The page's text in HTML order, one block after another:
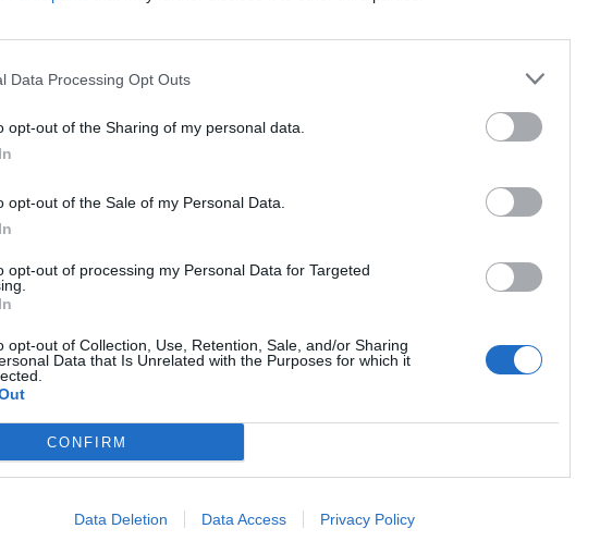
Data Processing Opt Outs
opt-out of the Sharing of my personal data.
opt-out of the Sale of my Personal Data.
opt-out of processing my Personal Data for Targeted
opt-out of Collection, Use, Retention, Sale, and/or Sharing
Data that Is Unrelated with the Purposes for which it
CONFIRM
Data Deletion Data Access Privacy Policy
42-годишен велешанец пријавил дека
ПОВРЕДИ НА ПЕТМИНА
ИЗМАМНИЦИ ВО
шемата за измама со
осигурителни компании
мрежа стапил во контакт со В.Б.(31) од
В.Б. да изврши уредување на неговото
од договорената сума.
оправдувања В.Б. го избегнувал
период воопшто не одговарал на
за расчистување на настанот.